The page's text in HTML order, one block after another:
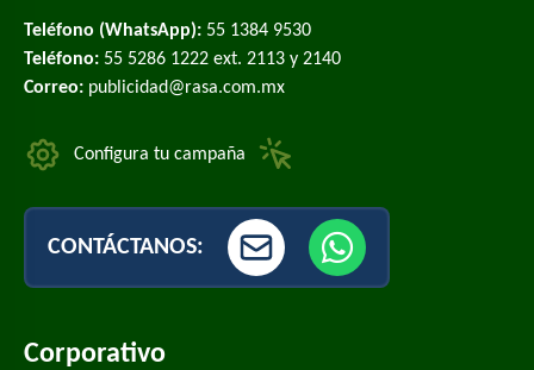
Teléfono (WhatsApp): 55 1384 9530
Teléfono: 55 5286 1222 ext. 2113 y 2140
Correo: publicidad@rasa.com.mx
Configura tu campaña
CONTÁCTANOS:
Corporativo